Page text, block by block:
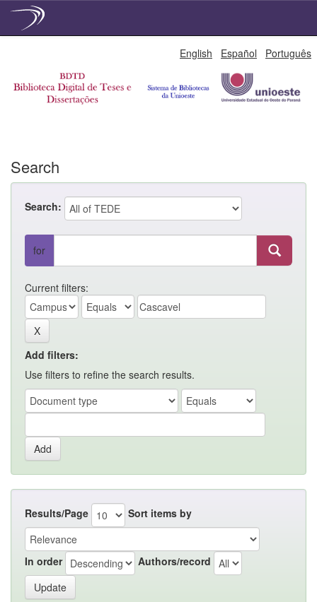
English Español Português
Search
Search:
for
Current filters:
Add filters:
Use filters to refine the search results.
Results/Page Sort items by
In order Authors/record